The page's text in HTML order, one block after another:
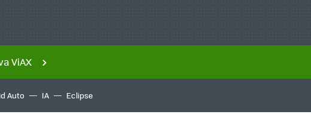
ViAX
Auto IA Eclipse